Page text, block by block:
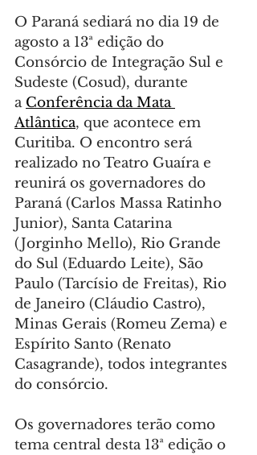
O Paraná sediará no dia 19 de
agosto a 13ª edição do
Consórcio de Integração Sul e
Sudeste (Cosud), durante
a Conferência da Mata
Atlântica, que acontece em
Curitiba. O encontro será
realizado no Teatro Guaíra e
reunirá os governadores do
Paraná (Carlos Massa Ratinho
Junior), Santa Catarina
(Jorginho Mello), Rio Grande
do Sul (Eduardo Leite), São
Paulo (Tarcísio de Freitas), Rio
de Janeiro (Cláudio Castro),
Minas Gerais (Romeu Zema) e
Espírito Santo (Renato
Casagrande), todos integrantes
do consórcio.
Os governadores terão como
tema central desta 13ª edição o